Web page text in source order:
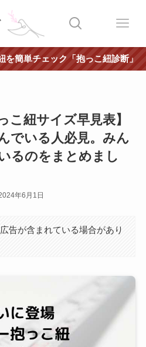
簡単チェック「抱っこ紐診断」
こ紐サイズ早見表】
でいる人必見。みん
るのをまとめまし
年6月1日
告が含まれている場合があり